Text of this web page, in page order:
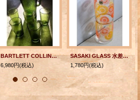
BARTLETT COLLINS U.S.A. カラードガラス ピッチャー＆タンブラー(グラス） 6pcセット(ピッチャー:1個/タンブラー5個) color: フォレストグリーン
6,980円(税込)
SASAKI GLASS 水差し/ピッチャー 幾何学模様プリント（オレンジ、イエロー）
1,780円(税込)